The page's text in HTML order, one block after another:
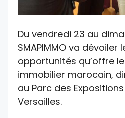
Du vendredi 23 au
SMAPIMMO va dévoiler
opportunités qu’offre
immobilier marocain,
au Parc des
Versailles.